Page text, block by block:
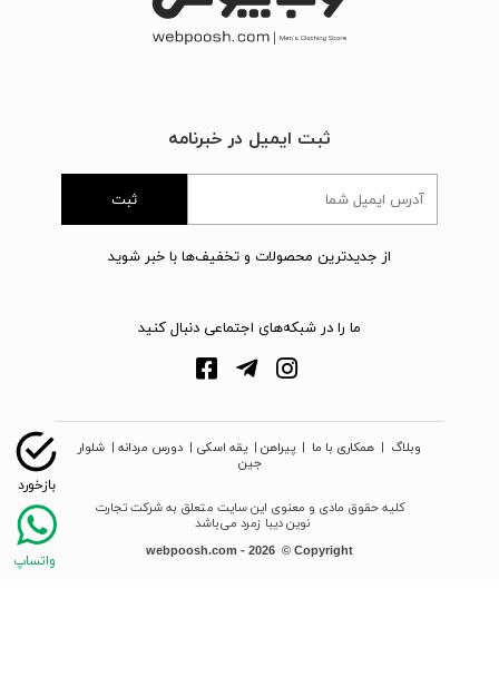
ثبت ایمیل در خبرنامه
ثبت
از جدیدترین محصولات و تخفیف‌ها با خبر شوید
ما را در شبکه‌های اجتماعی دنبال کنید
وبلاگ | همکاری با ما | پیراهن | یقه اسکی | دورس مردانه | شلوار
جین
کلیه حقوق مادی و معنوی این سایت متعلق به شرکت تجارت
نوین دیبا زمرد می‌باشد
webpoosh.com - 2026 © Copyright